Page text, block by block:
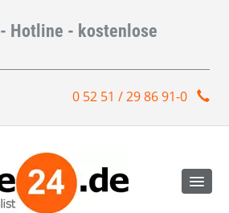
- Hotline - kostenlose
0 52 51 / 29 86 91-0